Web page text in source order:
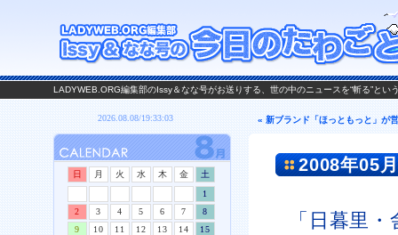
LADYWEB.ORG編集部のIssy＆なな号がお送りする、世の中のニュースを“斬る”と
« 新ブランド「ほっともっと」が
2008年05
「日暮里
日 月 火 水 木 金
土
1
2
3 4 5 6 7
8
9
10 11 12 13 14
15